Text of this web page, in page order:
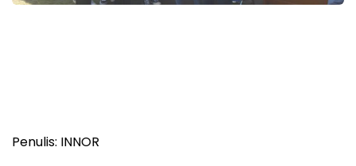
Penulis: INNOR